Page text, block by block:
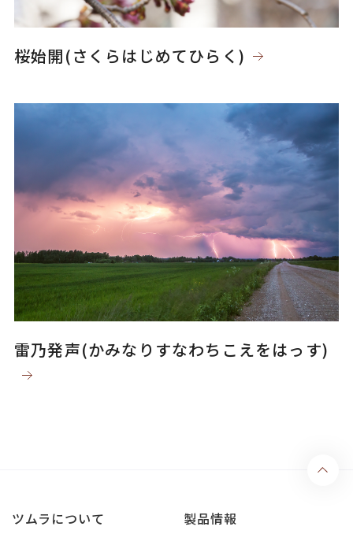
桜始開(さくらはじめてひらく)
雷乃発声(かみなりすなわちこえをはっす)
ツムラについて 製品情報